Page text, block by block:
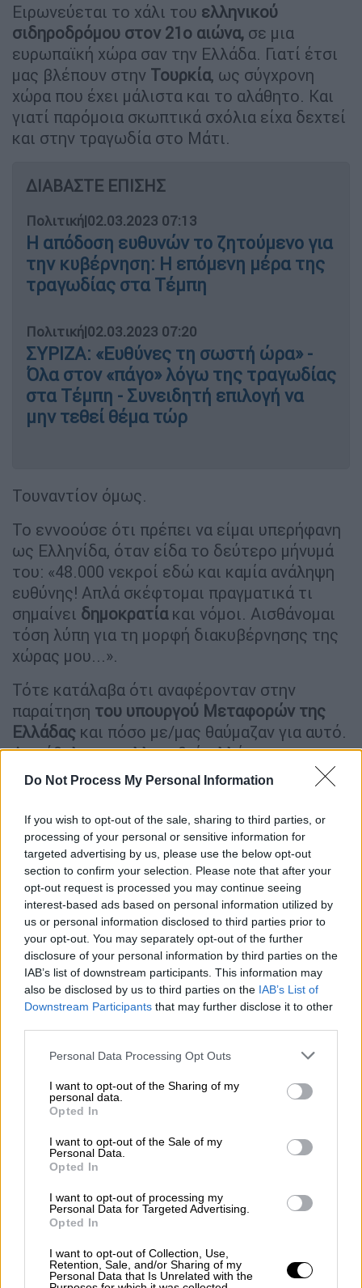
Do Not Process My Personal Information
If you wish to opt-out of the sale, sharing to third parties, or
processing of your personal or sensitive information for
targeted advertising by us, please use the below opt-out
section to confirm your selection. Please note that after your
opt-out request is processed you may continue seeing
interest-based ads based on personal information utilized by
us or personal information disclosed to third parties prior to
your opt-out. You may separately opt-out of the further
disclosure of your personal information by third parties on the
IAB’s list of downstream participants. This information may
also be disclosed by us to third parties on the IAB’s List of
Downstream Participants that may further disclose it to other
Please note that this website/app uses one or more Google
not limited to your visit or usage behaviour. You may click to
grant or deny consent to Google and its third-party tags to
use your data for below specified purposes in below Google
consent section.
Personal Data Processing Opt Outs
I want to opt-out of the Sharing of my
personal data.
Opted In
I want to opt-out of the Sale of my
Personal Data.
Opted In
I want to opt-out of processing my
Personal Data for Targeted Advertising.
Opted In
I want to opt-out of Collection, Use,
Retention, Sale, and/or Sharing of my
Personal Data that Is Unrelated with the
Ειρωνεύεται το χάλι του ελληνικού
σιδηροδρόμου στον 21ο αιώνα, σε μια
ευρωπαϊκή χώρα σαν την Ελλάδα. Γιατί έτσι
μας βλέπουν στην Τουρκία, ως σύγχρονη
χώρα που έχει μάλιστα και το αλάθητο. Και
γιατί παρόμοια σκωπτικά σχόλια είχα δεχτεί
και στην τραγωδία στο Μάτι.
ΔΙΑΒΑΣΤΕ ΕΠΙΣΗΣ
Πολιτική|02.03.2023 07:13
Η απόδοση ευθυνών το ζητούμενο για
την κυβέρνηση: Η επόμενη μέρα της
τραγωδίας στα Τέμπη
Πολιτική|02.03.2023 07:20
ΣΥΡΙΖΑ: «Ευθύνες τη σωστή ώρα» -
Όλα στον «πάγο» λόγω της τραγωδίας
στα Τέμπη - Συνειδητή επιλογή να
μην τεθεί θέμα τώρ
Τουναντίον όμως.
Το εννοούσε ότι πρέπει να είμαι υπερήφανη
ως Ελληνίδα, όταν είδα το δεύτερο μήνυμά
του: «48.000 νεκροί εδώ και καμία ανάληψη
ευθύνης! Απλά σκέφτομαι πραγματικά τι
σημαίνει δημοκρατίακαι νόμοι. Αισθάνομαι
τόση λύπη για τη μορφή διακυβέρνησης της
χώρας μου...».
Τότε κατάλαβα ότι αναφέρονταν στην
παραίτηση του υπουργού Μεταφορών της
Ελλάδας και πόσο με/μας θαύμαζαν για αυτό.
Δεν ήθελε να συλλυπηθεί, αλλά να
χειροκροτήσει το πολιτικό ήθος των
εκείνη των Τούρκων ηγετών σε αντίστοιχη
εθνική τραγωδία.
Αρχίζω να κοιτάζω τις ιστοσελίδες των
καναλιών και των εφημερίδων στην Τουρκία
και το πόσο μεγάλη έκταση είχε λάβειη
είδηση της παραίτησηςτου Κώστα Αχιλλέα
Καραμανλή. Μεγαλύτερη κι από την ίδια την
είδηση της τραγωδίας.
Ο υπουργός στην Ελλάδα αποτελεί
παράδειγμα με την παραίτησή του: Ρίξτε μια
ματιά στην απέναντι ακτή και πάρτε κι εσείς
Η Ελλάδα έγινε παράδειγμα(
Ο διακεκριμένος Τούρκος δημοσιογράφος,
Φατίχ Πορτακάλ
, διαμαρτύρονταν μέσω
ούτε ένα συγγνώμη μετά τους σεισμούς,
πόσο μάλλον δεν παραιτήθηκε.
Τούρκος παραγωγός ταινιών και κωμικός
Σαχάν Γκιοκμπακάρ, έγραψε επίσης με